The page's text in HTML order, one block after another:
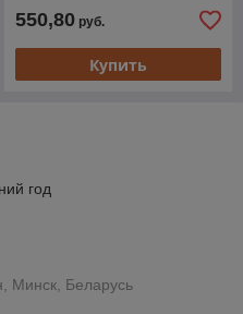
550,80 руб.
Купить
год
Минск, Беларусь